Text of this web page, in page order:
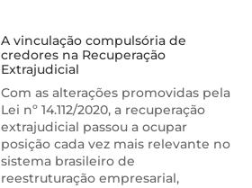
A vinculação compulsória de
credores na Recuperação
Extrajudicial
Com as alterações promovidas pela
Lei nº 14.112/2020, a recuperação
extrajudicial passou a ocupar
posição cada vez mais relevante no
sistema brasileiro de
reestruturação empresarial,